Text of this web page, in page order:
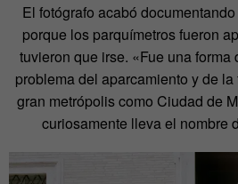
El fotógrafo acabó
porque los parquímetros fueron
tuvieron que irse. «Fue una
problema del aparcamiento y de
gran metrópolis como Ciudad de
curiosamente lleva el nombre